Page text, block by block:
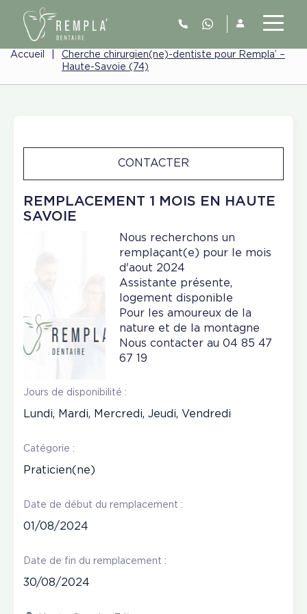
Accueil
Cherche chirurgien(ne)-dentiste pour Rempla’ –
Haute-Savoie (74)
REMPLACEMENT 1 MOIS EN HAUTE
SAVOIE
CONTACTER
Nous recherchons un
remplaçant(e) pour le mois
d'aout 2024
Assistante présente,
logement disponible
Pour les amoureux de la
nature et de la montagne
Nous contacter au 04 85 47
67 19
Jours de disponibilité :
Lundi, Mardi, Mercredi, Jeudi, Vendredi
Catégorie :
Praticien(ne)
Date de début du remplacement :
01/08/2024
Date de fin du remplacement :
30/08/2024